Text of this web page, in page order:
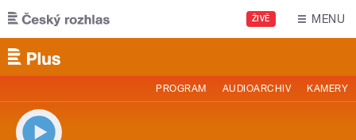
Přejít k hlavnímu obsahu
ŽIVĚ MENU
PROGRAM AUDIOARCHIV KAMERY